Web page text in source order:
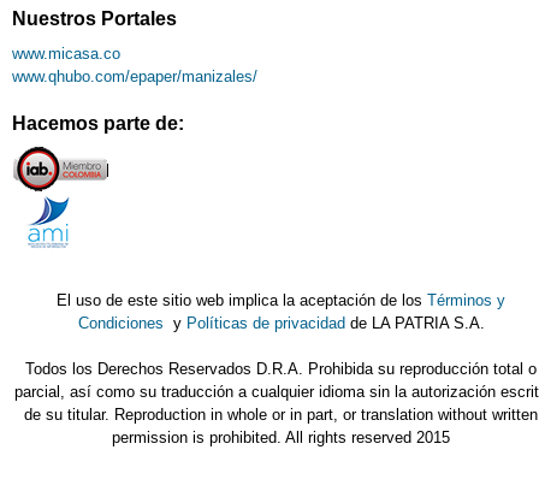
Nuestros Portales
www.micasa.co
www.qhubo.com/epaper/manizales/
Hacemos parte de:
El uso de este sitio web implica la aceptación de losTérminos y
Condiciones y Políticas de privacidad de LA PATRIA S.A.
Todos los Derechos Reservados D.R.A. Prohibida su reproducción total o
parcial, así como su traducción a cualquier idioma sin la autorización
de su titular. Reproduction in whole or in part, or translation without written
permission is prohibited. All rights reserved 2015